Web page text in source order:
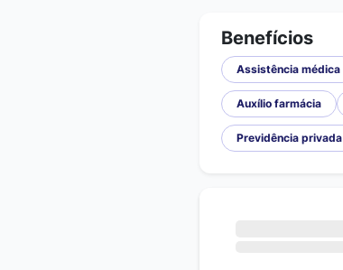
Benefícios
Assistência médica
Auxílio farmácia
Previdência privada